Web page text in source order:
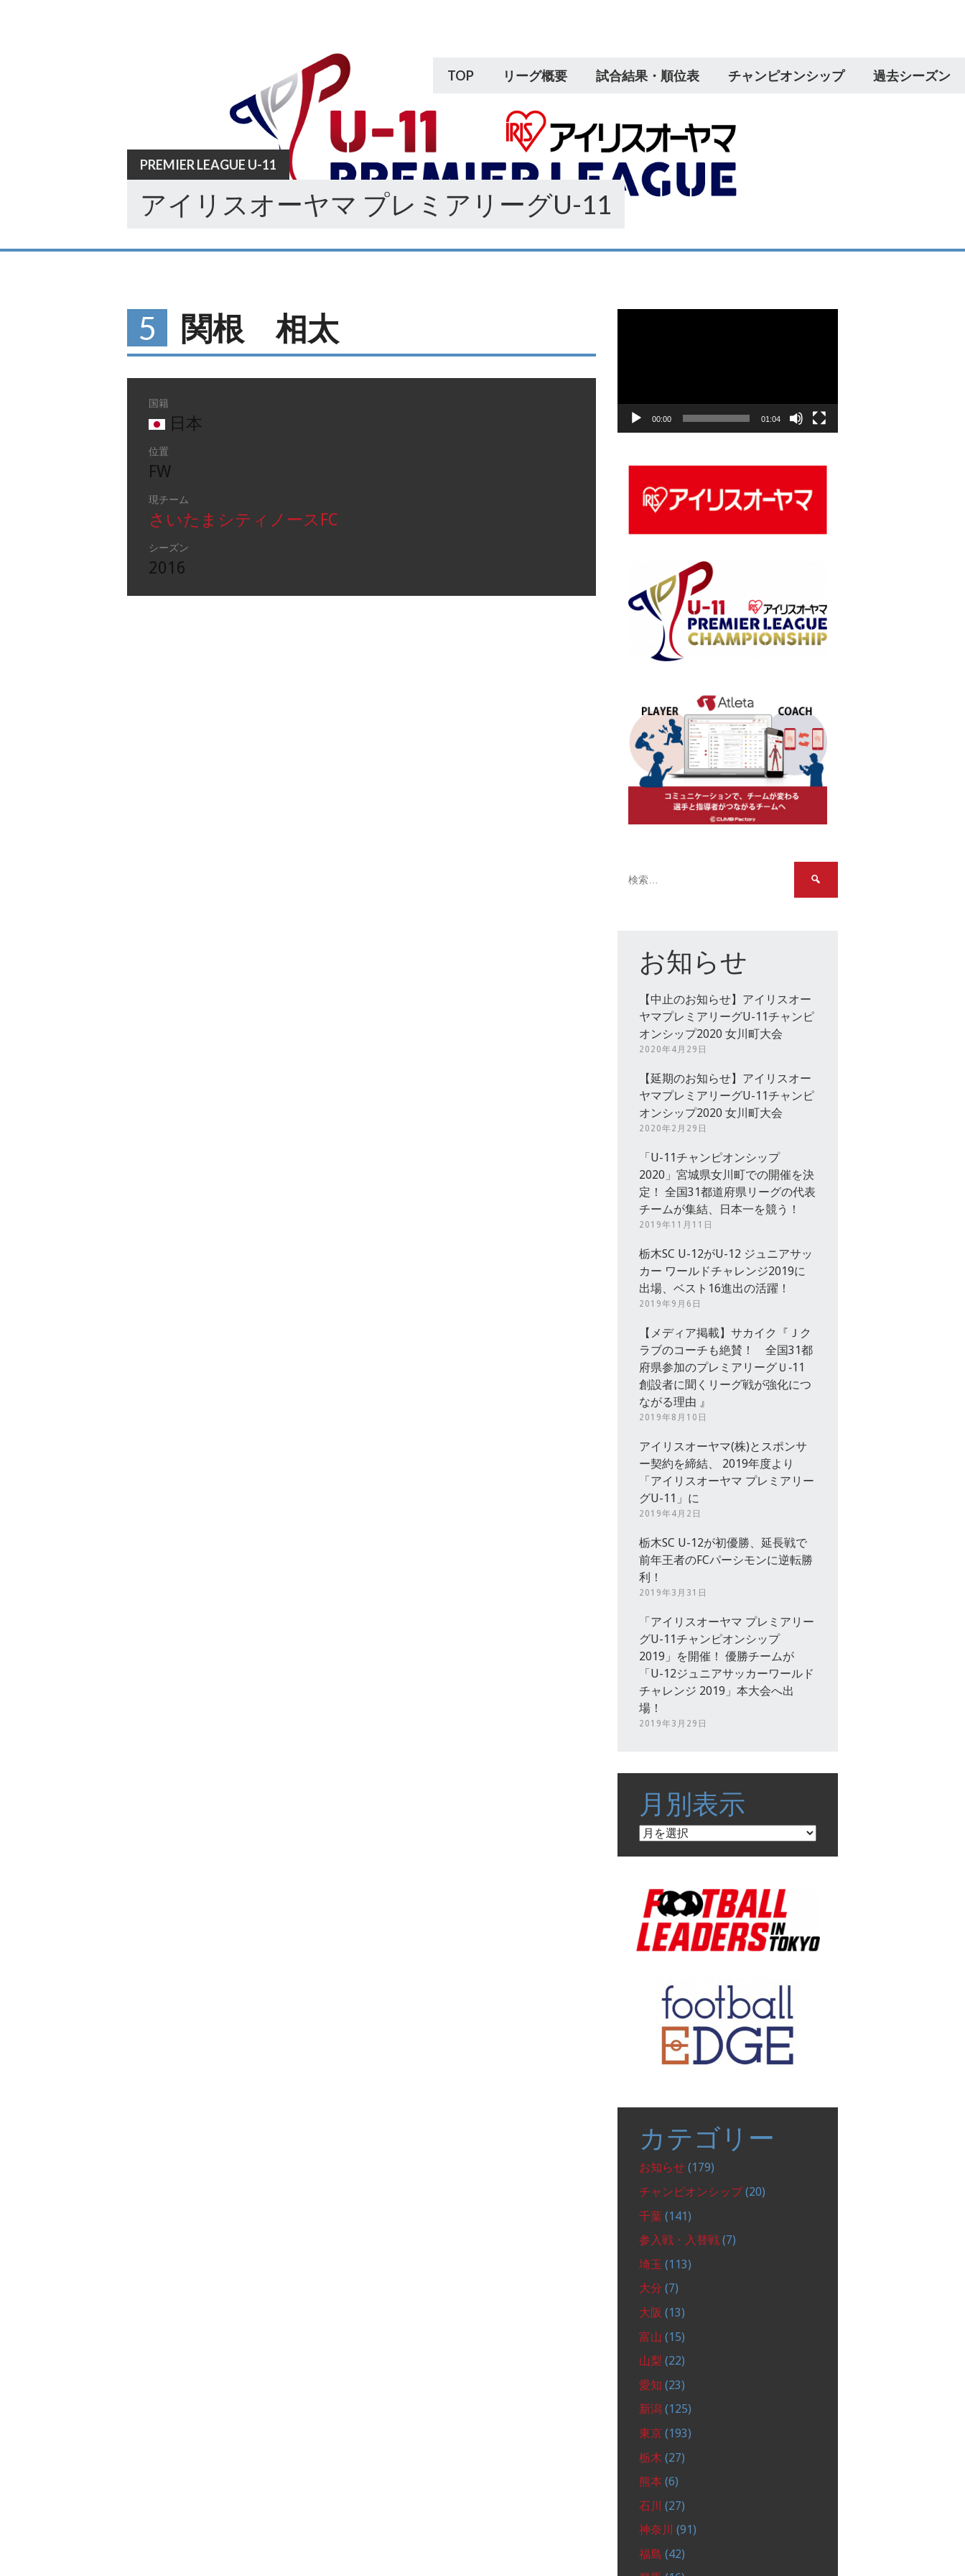
TOP リーグ概要 試合結果・順位表 チャンピオンシップ 過去シーズン
PREMIER LEAGUE U-11
アイリスオーヤマ プレミアリーグU-11
5 関根 相太
国籍
日本
位置
FW
現チーム
さいたまシティノースFC
シーズン
2016
ヤ
00:00 01:04
お知らせ
【中止のお知らせ】アイリスオー
ヤマプレミアリーグU-11チャンピ
オンシップ2020 女川町大会
2020年4月29日
【延期のお知らせ】アイリスオー
ヤマプレミアリーグU-11チャンピ
オンシップ2020 女川町大会
2020年2月29日
「U-11チャンピオンシップ
2020」宮城県女川町での開催を決
定！ 全国31都道府県リーグの代表
チームが集結、日本一を競う！
2019年11月11日
栃木SC U-12がU-12 ジュニアサッ
カー ワールドチャレンジ2019に
出場、ベスト16進出の活躍！
2019年9月6日
【メディア掲載】サカイク『Ｊク
ラブのコーチも絶賛！ 全国31都
府県参加のプレミアリーグＵ‐11
創設者に聞くリーグ戦が強化につ
ながる理由 』
2019年8月10日
アイリスオーヤマ(株)とスポンサ
ー契約を締結、 2019年度より
「アイリスオーヤマ プレミアリー
グU-11」に
2019年4月2日
栃木SC U-12が初優勝、延長戦で
前年王者のFCパーシモンに逆転勝
利！
2019年3月31日
「アイリスオーヤマ プレミアリー
グU-11チャンピオンシップ
2019」を開催！ 優勝チームが
「U-12ジュニアサッカーワールド
チャレンジ 2019」本大会へ出
場！
2019年3月29日
月別表示
月
カテゴリー
お知らせ (179)
チャンピオンシップ(20)
千葉 (141)
参入戦・入替戦 (7)
埼玉 (113)
大分 (7)
大阪 (13)
富山 (15)
山梨 (22)
愛知 (23)
新潟 (125)
東京 (193)
栃木 (27)
熊本 (6)
石川 (27)
神奈川 (91)
福島 (42)